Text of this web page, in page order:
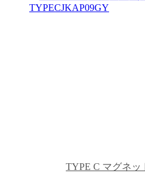
TYPE C マグネッ